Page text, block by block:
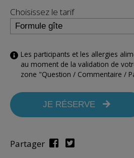
Choisissez le tarif
Les participants et les allergies
au moment de la validation de
zone "Question / Commentaire /
JE RÉSERVE
Partager